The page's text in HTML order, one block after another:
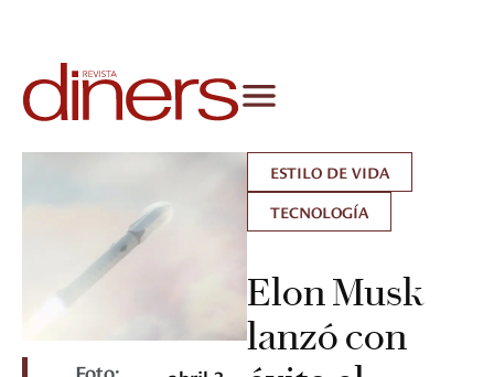
Foto:
ESTILO DE VIDA
TECNOLOGÍA
Elon Musk
lanzó con